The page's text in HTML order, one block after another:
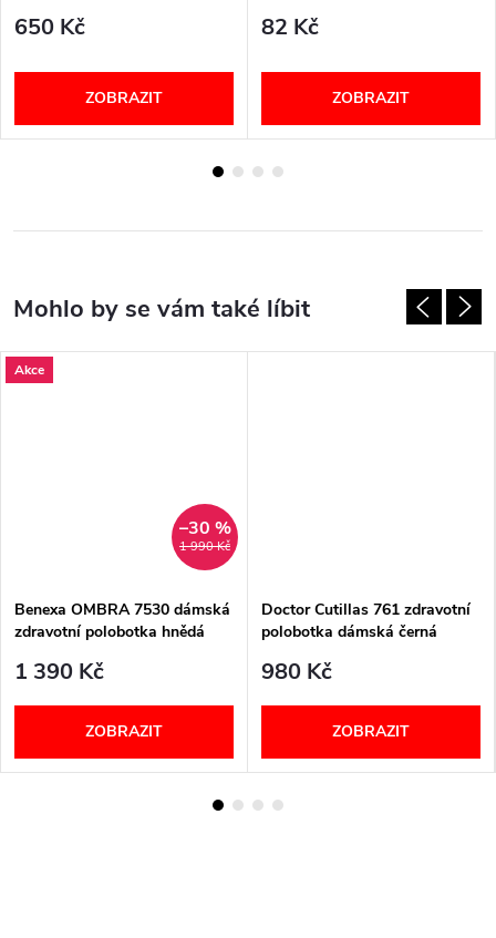
650 Kč
ZOBRAZIT
82 Kč
ZOBRAZIT
Akce
1 990 Kč
–30 %
Benexa OMBRA 7530 dámská
zdravotní polobotka hnědá
1 390 Kč
ZOBRAZIT
Doctor Cutillas 761 zdravotní
polobotka dámská černá
980 Kč
ZOBRAZIT